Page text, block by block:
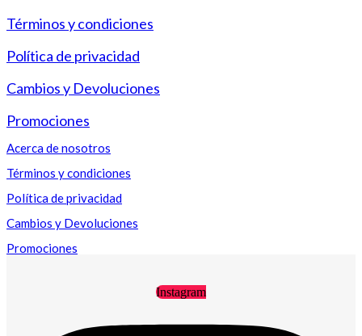
Términos y condiciones
Política de privacidad
Cambios y Devoluciones
Promociones
Acerca de nosotros
Términos y condiciones
Política de privacidad
Cambios y Devoluciones
Promociones
Instagram